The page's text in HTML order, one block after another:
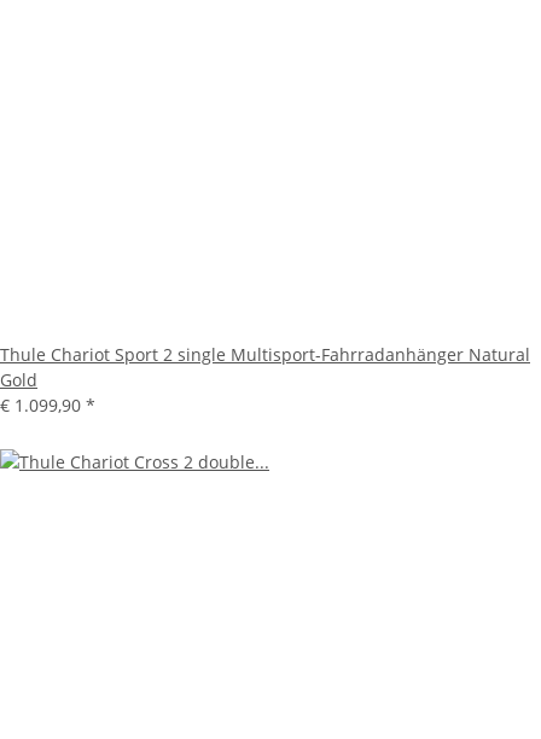
Thule Chariot Sport 2 single Multisport-Fahrradanhänger Natural
Gold
€ 1.099,90 *